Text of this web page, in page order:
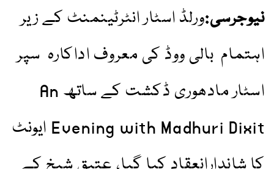
نیوجرسی:ورلڈ اسٹار انٹرٹینمنٹ کے زیر
اہتمام بالی ووڈ کی معروف اداکارہ سپر
اسٹار مادھوری ڈکشت کے ساتھ An
Evening with Madhuri Dixit ایونٹ